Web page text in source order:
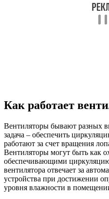
Как работает
Вентиляторы бывают разных
задача – обеспечить
работают за счет вращения
Вентиляторы могут быть как
обеспечивающими
вентилятора отвечает за
устройства при достижении
уровня влажности в